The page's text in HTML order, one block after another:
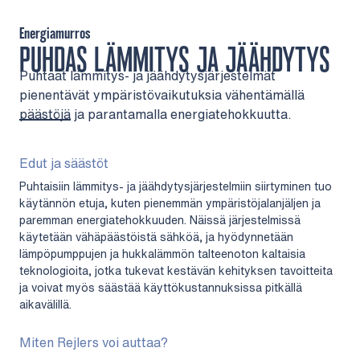
PUHDAS LÄMMITYS JA JÄÄHDYTYS
Energiamurros
Puhtaat lämmitys- ja jäähdytysjärjestelmät
pienentävät ympäristövaikutuksia vähentämällä
päästöjä ja parantamalla energiatehokkuutta.
Edut ja säästöt
Puhtaisiin lämmitys- ja jäähdytysjärjestelmiin siirtyminen tuo
käytännön etuja, kuten pienemmän ympäristöjalanjäljen ja
paremman energiatehokkuuden. Näissä järjestelmissä
käytetään vähäpäästöistä sähköä, ja hyödynnetään
lämpöpumppujen ja hukkalämmön talteenoton kaltaisia
teknologioita, jotka tukevat kestävän kehityksen tavoitteita
ja voivat myös säästää käyttökustannuksissa pitkällä
aikavälillä.
Miten Rejlers voi auttaa?